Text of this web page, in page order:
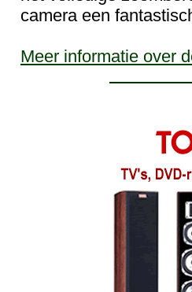
camera een
Meer informatie over